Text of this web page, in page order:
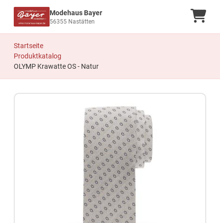
Modehaus Bayer
56355 Nastätten
Startseite
Produktkatalog
OLYMP Krawatte OS - Natur